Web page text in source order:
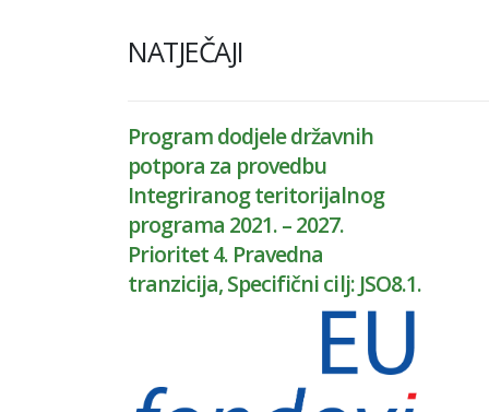
NATJEČAJI
Program dodjele državnih
potpora za provedbu
Integriranog teritorijalnog
programa 2021. – 2027.
Prioritet 4. Pravedna
tranzicija, Specifični cilj: JSO8.1.